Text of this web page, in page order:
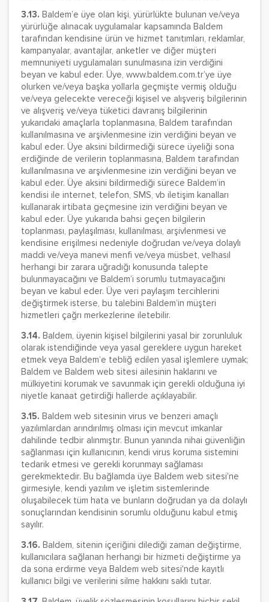
3.13. Baldem’e üye olan kişi, yürürlükte bulunan ve/veya
yürürlüğe alınacak uygulamalar kapsamında Baldem
tarafından kendisine ürün ve hizmet tanıtımları, reklamlar,
kampanyalar, avantajlar, anketler ve diğer müşteri
memnuniyeti uygulamaları sunulmasına izin verdiğini
beyan ve kabul eder. Üye, www.baldem.com.tr’ye üye
olurken ve/veya başka yollarla geçmişte vermiş olduğu
ve/veya gelecekte vereceği kişisel ve alışveriş bilgilerinin
ve alışveriş ve/veya tüketici davranış bilgilerinin
yukarıdaki amaçlarla toplanmasına, Baldem tarafından
kullanılmasına ve arşivlenmesine izin verdiğini beyan ve
kabul eder. Üye aksini bildirmediği sürece üyeliği sona
erdiğinde de verilerin toplanmasına, Baldem tarafından
kullanılmasına ve arşivlenmesine izin verdiğini beyan ve
kabul eder. Üye aksini bildirmediği sürece Baldem’in
kendisi ile internet, telefon, SMS, vb iletişim kanalları
kullanarak irtibata geçmesine izin verdiğini beyan ve
kabul eder. Üye yukarıda bahsi geçen bilgilerin
toplanması, paylaşılması, kullanılması, arşivlenmesi ve
kendisine erişilmesi nedeniyle doğrudan ve/veya dolaylı
maddi ve/veya manevi menfi ve/veya müsbet, velhasıl
herhangi bir zarara uğradığı konusunda talepte
bulunmayacağını ve Baldem’i sorumlu tutmayacağını
beyan ve kabul eder. Üye veri paylaşım tercihlerini
değiştirmek isterse, bu talebini Baldem’in müşteri
hizmetleri çağrı merkezlerine iletebilir.
3.14. Baldem, üyenin kişisel bilgilerini yasal bir zorunluluk
olarak istendiğinde veya yasal gereklere uygun hareket
etmek veya Baldem’e tebliğ edilen yasal işlemlere uymak;
Baldem ve Baldem web sitesi ailesinin haklarını ve
mülkiyetini korumak ve savunmak için gerekli olduğuna iyi
niyetle kanaat getirdiği hallerde açıklayabilir.
3.15. Baldem web sitesinin virus ve benzeri amaçlı
yazılımlardan arındırılmış olması için mevcut imkanlar
dahilinde tedbir alınmıştır. Bunun yanında nihai güvenliğin
sağlanması için kullanıcının, kendi virus koruma sistemini
tedarik etmesi ve gerekli korunmayı sağlaması
gerekmektedir. Bu bağlamda üye Baldem web sitesi'ne
girmesiyle, kendi yazılım ve işletim sistemlerinde
oluşabilecek tüm hata ve bunların doğrudan ya da dolaylı
sonuçlarından kendisinin sorumlu olduğunu kabul etmiş
sayılır.
3.16. Baldem, sitenin içeriğini dilediği zaman değiştirme,
kullanıcılara sağlanan herhangi bir hizmeti değiştirme ya
da sona erdirme veya Baldem web sitesi'nde kayıtlı
kullanıcı bilgi ve verilerini silme hakkını saklı tutar.